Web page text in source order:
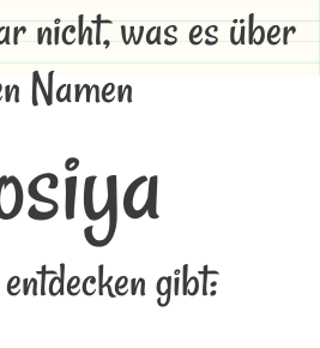
nicht, was es über
Namen
gibt: